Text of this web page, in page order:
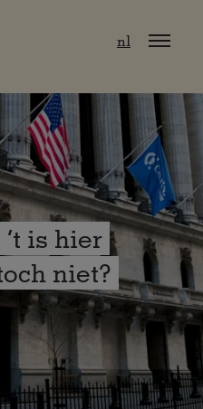
nl
’t is hier
niet?